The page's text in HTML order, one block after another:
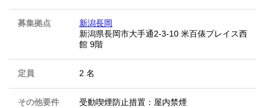
募集拠点
新潟長岡
新潟県長岡市大手通2-3-10 米百俵プレイス西
館 9階
定員 2 名
その他要件 受動喫煙防止措置：屋内禁煙